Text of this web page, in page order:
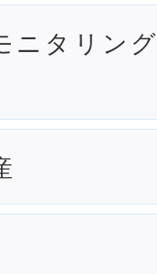
ニタリング